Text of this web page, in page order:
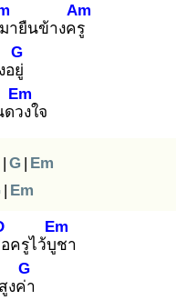
ายืนข้างครู
Am
อยู่
G
ดวง
Em
ใจ
| G | Em
| Em
ครูไว้บูช
Em
า
งค่า
G